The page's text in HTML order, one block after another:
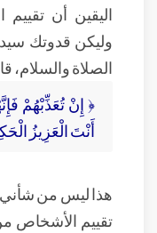
اليقين أن
وليكن قدوتك
الصلاة والسلام،
﴿ إِنْ تُعَذِّبْهُمْ
أَنْتَ الْعَزِيزُ الْحَكِيمُ
هذا ليس من
تقييم الأشخاص